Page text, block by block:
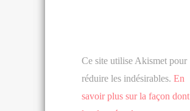
Ce site utilise Akismet pour
réduire les indésirables. En
savoir plus sur la façon dont